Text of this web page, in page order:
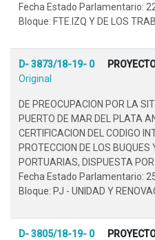
Fecha Estado Parlamentario:
Bloque: FTE.IZQ Y DE LOS
D- 3873/18-19- 0
Original
DE PREOCUPACION POR LA
PUERTO DE MAR DEL PLATA
CERTIFICACION DEL CODIGO
PROTECCION DE LOS
PORTUARIAS, DISPUESTA
Fecha Estado Parlamentario:
Bloque: PJ - UNIDAD Y
D- 3805/18-19- 0